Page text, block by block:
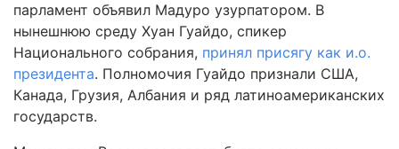
парламент объявил Мадуро узурпатором. В
нынешнюю среду Хуан Гуайдо, спикер
Национального собрания, принял присягу как и.о.
президента. Полномочия Гуайдо признали США,
Канада, Грузия, Албания и ряд латиноамериканских
государств.